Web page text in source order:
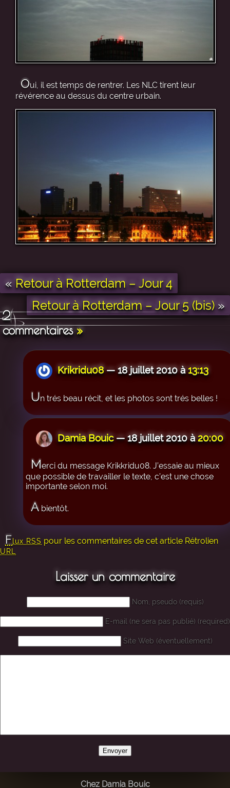
Oui, il est temps de rentrer. Les NLC tirent leur
révérence au dessus du centre urbain.
«Retour à Rotterdam – Jour 4
Retour à Rotterdam – Jour 5 (bis)»
2
commentaires»
Krikridu08— 18 juillet 2010 à13:13
Un trés beau récit, et les photos sont trés belles !
Damia Bouic— 18 juillet 2010 à20:00
Merci du message Krikkridu08. J’essaie au mieux
que possible de travailler le texte, c’est une chose
importante selon moi.
A bientôt.
Flux RSS pour les commentaires de cet article Rétrolien
URL
Laisser un commentaire
Nom, pseudo (requis)
E-mail (ne sera pas publié) (required)
Site Web (éventuellement)
Chez Damia Bouic